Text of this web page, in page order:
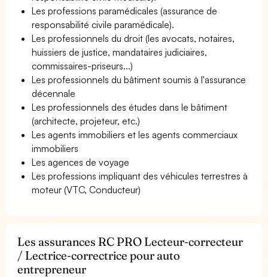
Les professions paramédicales (assurance de
responsabilité civile paramédicale).
Les professionnels du droit (les avocats, notaires,
huissiers de justice, mandataires judiciaires,
commissaires-priseurs...)
Les professionnels du bâtiment soumis à l'assurance
décennale
Les professionnels des études dans le bâtiment
(architecte, projeteur, etc.)
Les agents immobiliers et les agents commerciaux
immobiliers
Les agences de voyage
Les professions impliquant des véhicules terrestres à
moteur (VTC, Conducteur)
Les assurances RC PRO Lecteur-correcteur
/ Lectrice-correctrice pour auto
entrepreneur